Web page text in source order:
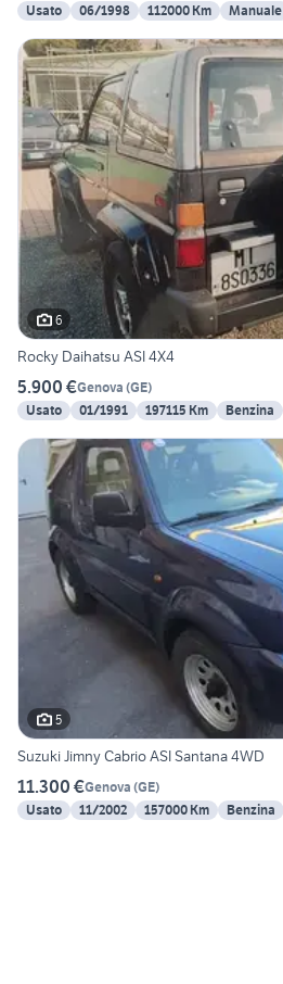
Usato
06/1998 112000 Km Manuale
6
Rocky Daihatsu ASI 4X4
5.900 €Genova (GE)
Usato
01/1991 197115 Km Benzina
5
Suzuki Jimny Cabrio ASI Santana 4WD
11.300 €Genova (GE)
Usato
11/2002 157000 Km Benzina